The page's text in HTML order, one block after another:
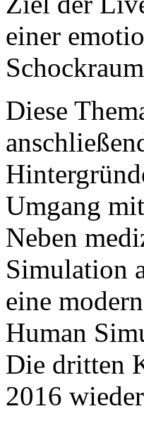
einer
Diese
Umgang
Neben
Simulation
eine
Human
Die dritten
2016